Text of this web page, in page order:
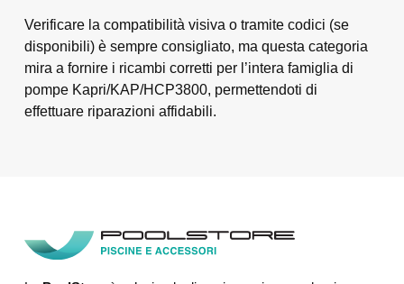
Verificare la compatibilità visiva o tramite codici (se
disponibili) è sempre consigliato, ma questa categoria
mira a fornire i ricambi corretti per l’intera famiglia di
pompe Kapri/KAP/HCP3800, permettendoti di
effettuare riparazioni affidabili.